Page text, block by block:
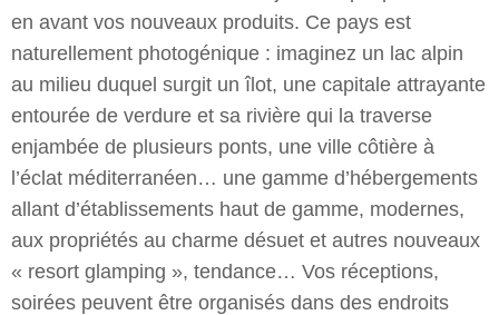
en avant vos nouveaux produits. Ce pays est
naturellement photogénique : imaginez un lac alpin
au milieu duquel surgit un îlot, une capitale attrayante
entourée de verdure et sa rivière qui la traverse
enjambée de plusieurs ponts, une ville côtière à
l’éclat méditerranéen… une gamme d’hébergements
allant d’établissements haut de gamme, modernes,
aux propriétés au charme désuet et autres nouveaux
« resort glamping », tendance… Vos réceptions,
soirées peuvent être organisés dans des endroits